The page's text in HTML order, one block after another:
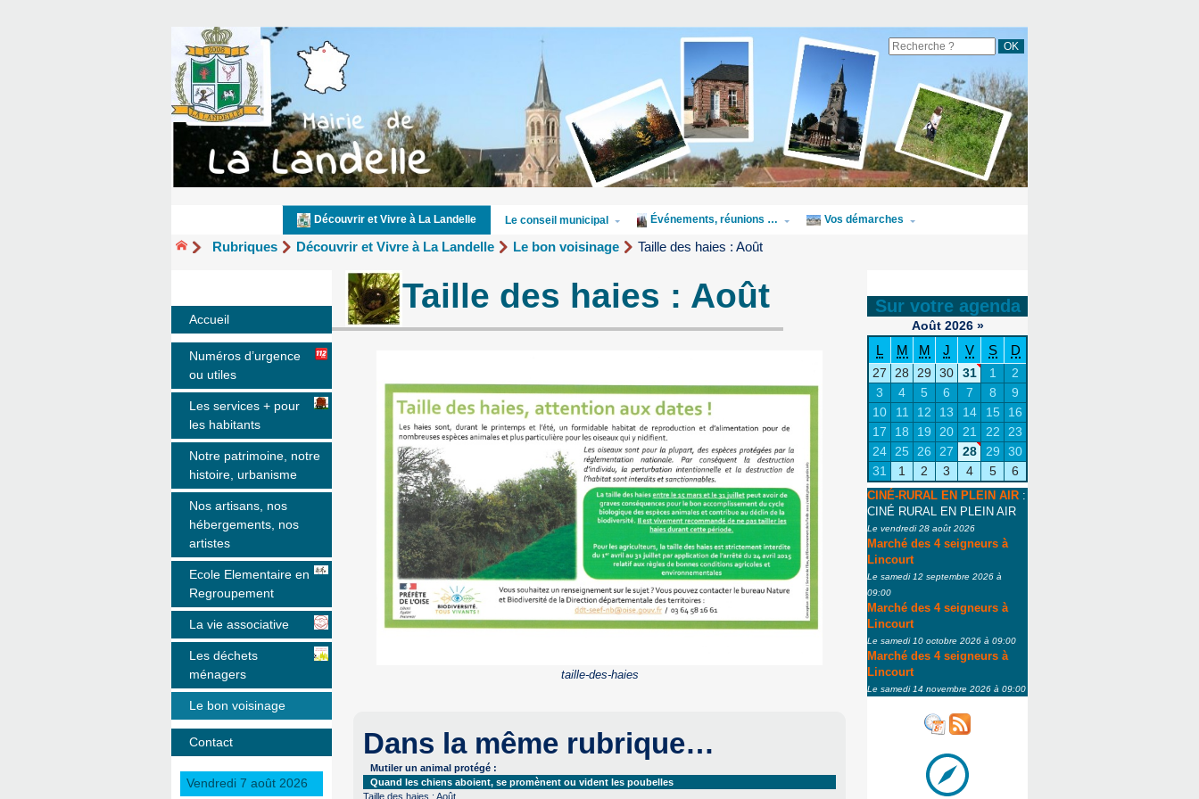
Découvrir et Vivre à La Landelle Le conseil municipal Événements, réunions … Vos démarches
Rubriques Découvrir et Vivre à La Landelle Le bon voisinage Taille des haies : Août
Taille des haies : Août
taille-des-haies
Dans la même rubrique…
Mutiler un animal protégé :
Quand les chiens aboient, se promènent ou vident les poubelles
Taille des haies : Août
Accueil
Numéros d’urgence
ou utiles
Les services + pour
les habitants
Notre patrimoine, notre
histoire, urbanisme
Nos artisans, nos
hébergements, nos
artistes
Ecole Elementaire en
Regroupement
La vie associative
Les déchets
ménagers
Le bon voisinage
Contact
Vendredi 7 août 2026
Sur votre agenda
Août 2026 »
L M M J V S D
27 28 29 30 31 1
2
3
4 5 6 7 8
9
10
11 12 13 14 15
16
17
18 19 20 21 22
23
24
25 26 27 28 29
30
31
1 2 3 4 5 6
CINÉ-RURAL EN PLEIN AIR :
CINÉ RURAL EN PLEIN AIR
Le vendredi 28 août 2026
Marché des 4 seigneurs à
Lincourt
Le samedi 12 septembre 2026 à
09:00
Marché des 4 seigneurs à
Lincourt
Le samedi 10 octobre 2026 à 09:00
Marché des 4 seigneurs à
Lincourt
Le samedi 14 novembre 2026 à 09:00